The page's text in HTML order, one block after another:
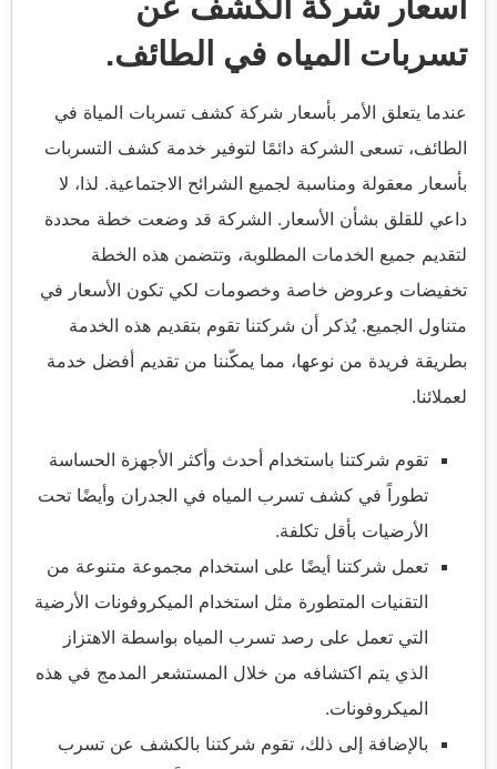
تسربات المياه في الطائف.
عندما يتعلق الأمر بأسعار شركة كشف تسربات المياة في
الطائف، تسعى الشركة دائمًا لتوفير خدمة كشف التسربات
بأسعار معقولة ومناسبة لجميع الشرائح الاجتماعية. لذا، لا
داعي للقلق بشأن الأسعار. الشركة قد وضعت خطة محددة
لتقديم جميع الخدمات المطلوبة، وتتضمن هذه الخطة
تخفيضات وعروض خاصة وخصومات لكي تكون الأسعار في
متناول الجميع. يُذكر أن شركتنا تقوم بتقديم هذه الخدمة
بطريقة فريدة من نوعها، مما يمكّننا من تقديم أفضل خدمة
لعملائنا.
تقوم شركتنا باستخدام أحدث وأكثر الأجهزة الحساسة
تطوراً في كشف تسرب المياه في الجدران وأيضًا تحت
الأرضيات بأقل تكلفة.
تعمل شركتنا أيضًا على استخدام مجموعة متنوعة من
التقنيات المتطورة مثل استخدام الميكروفونات الأرضية
التي تعمل على رصد تسرب المياه بواسطة الاهتزاز
الذي يتم اكتشافه من خلال المستشعر المدمج في هذه
الميكروفونات.
بالإضافة إلى ذلك، تقوم شركتنا بالكشف عن تسرب